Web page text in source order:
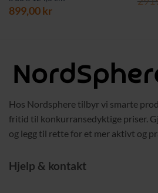
899,00kr
Hos Nordsphere tilbyr vi smarte
fritid til konkurransedyktige priser.
og legg til rette for et mer aktivt og
Hjelp & kontakt